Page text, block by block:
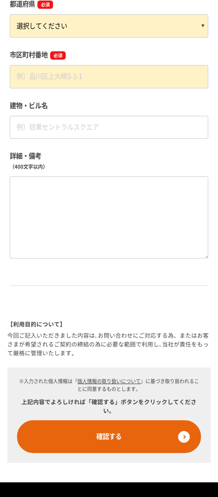
都道府県 必須
市区町村番地 必須
建物・ビル名
詳細・備考
（400文字以内）
【利用目的について】
今回ご記入いただきました内容は､お問い合わせにご対応する為、またはお客
さまが希望されるご契約の締結の為に必要な範囲で利用し､当社が責任をもっ
て厳格に管理いたします｡
※入力された個人情報は『個人情報の取り扱いについて 』に基づき取り扱われるこ
とに同意するものとします。
上記内容でよろしければ「確認する」ボタンをクリックしてくださ
い。
確認する